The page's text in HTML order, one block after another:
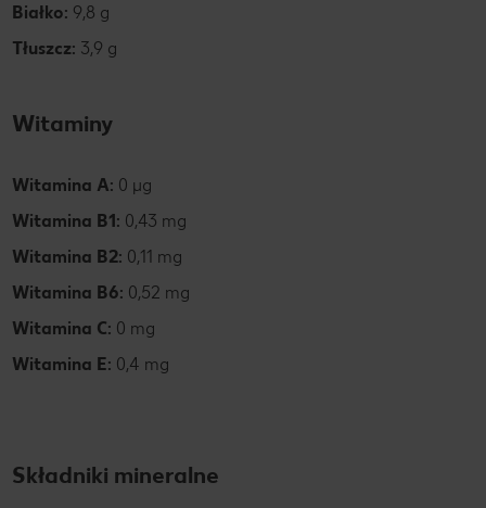
Białko: 9,8 g
Tłuszcz: 3,9 g
Witaminy
Witamina A: 0 µg
Witamina B1: 0,43 mg
Witamina B2: 0,11 mg
Witamina B6: 0,52 mg
Witamina C: 0 mg
Witamina E: 0,4 mg
Składniki mineralne